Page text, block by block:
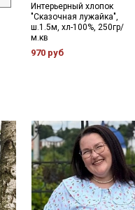
Интерьерный хлопок
"Сказочная лужайка",
ш.1.5м, хл-100%, 250гр/
м.кв
970 рубОзнакомлен(а) с